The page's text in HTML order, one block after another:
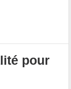
pour